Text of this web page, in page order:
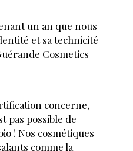
MARQUES MAI 2022